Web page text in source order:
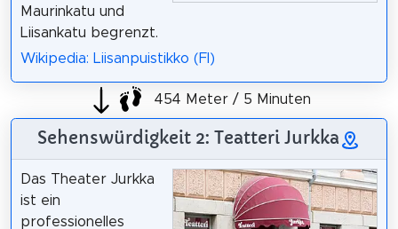
Maurinkatu und
Liisankatu begrenzt.
Wikipedia: Liisanpuistikko (FI)
454 Meter / 5 Minuten
Sehenswürdigkeit 2: Teatteri Jurkka
Das Theater Jurkka
ist ein
professionelles